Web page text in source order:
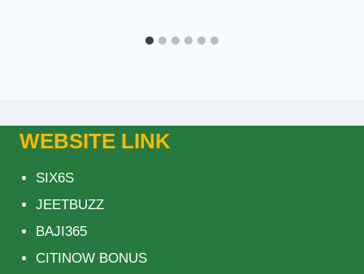
WEBSITE LINK
SIX6S
JEETBUZZ
BAJI365
CITINOW BONUS